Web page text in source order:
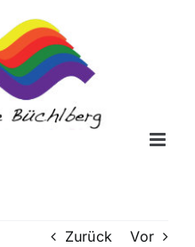
Zurück Vor